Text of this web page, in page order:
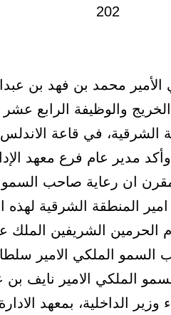
محمد بن فهد بن
والوظيفة الرابع
الشرقية، في قاعة الاندلس
المقبل.وأكد مدير عام فرع معهد
ان رعاية صاحب السمو
المنطقة الشرقية لهذه
الحرمين الشريفين الملك
السمو الملكي الامير
الملكي الامير نايف بن
الداخلية، بمعهد